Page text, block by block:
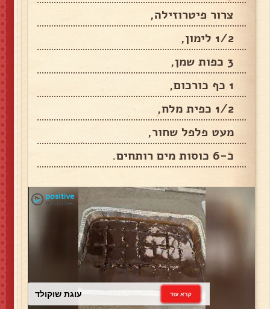
צרור פיטרוזילה,
1/2 לימון,
3 כפות שמן,
1 כף כורכום,
1/2 כפית מלח,
מעט פלפל שחור,
כ-6 כוסות מים רותחים.
עוגת שוקולד קרא עוד